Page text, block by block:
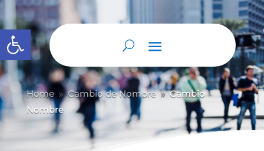
Abrir barra de herramientas
Home 9 Cambio de Nombre 9 Cambio
Nombre